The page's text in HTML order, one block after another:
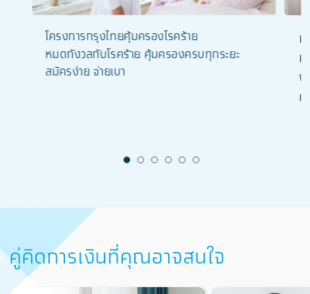
โครงการกรุงไทยคุ้มครองโรคร้าย
หมดกังวลกับโรคร้าย คุ้มครองครบทุกระยะ
สมัครง่าย จ่ายเบา
ก
มั่
พ
คู่คิดการเงินที่คุณอาจสนใจ